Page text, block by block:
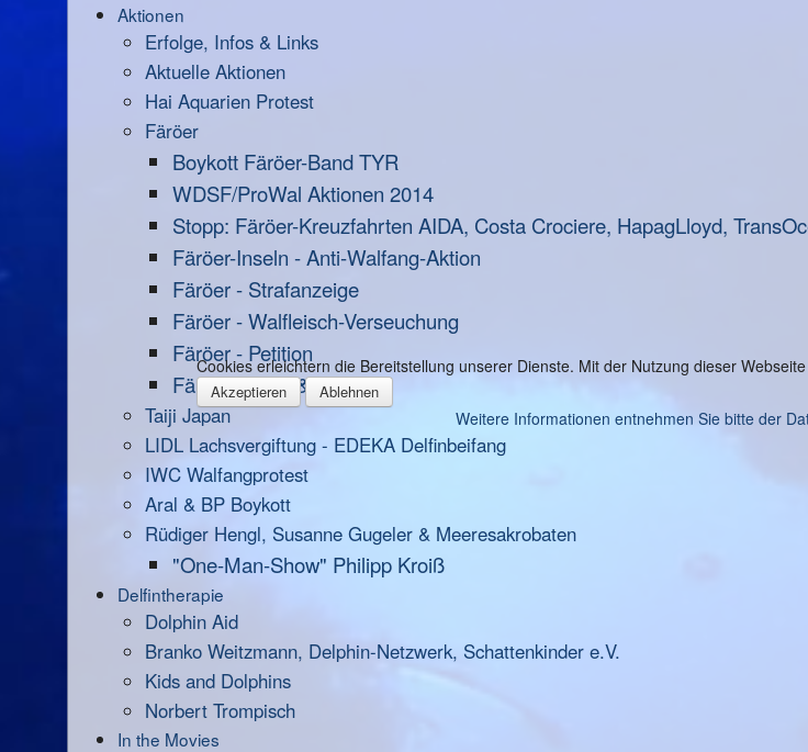
Aktionen
Erfolge, Infos & Links
Aktuelle Aktionen
Hai Aquarien Protest
Färöer
Boykott Färöer-Band TYR
WDSF/ProWal Aktionen 2014
Stopp: Färöer-Kreuzfahrten AIDA, Costa Crociere, HapagLloyd,
Färöer-Inseln - Anti-Walfang-Aktion
Färöer - Strafanzeige
Färöer - Walfleisch-Verseuchung
Färöer - Petition
Färöer - Infos & Links
Taiji Japan
LIDL Lachsvergiftung - EDEKA Delfinbeifang
IWC Walfangprotest
Aral & BP Boykott
Rüdiger Hengl, Susanne Gugeler & Meeresakrobaten
"One-Man-Show" Philipp Kroiß
Delfintherapie
Dolphin Aid
Branko Weitzmann, Delphin-Netzwerk, Schattenkinder e.V.
Kids and Dolphins
Norbert Trompisch
In the Movies
Cookies erleichtern die Bereitstellung unserer Dienste. Mit der Nutzung dieser
Akzeptieren Ablehnen
Weitere Informationen entnehmen Sie bitte der